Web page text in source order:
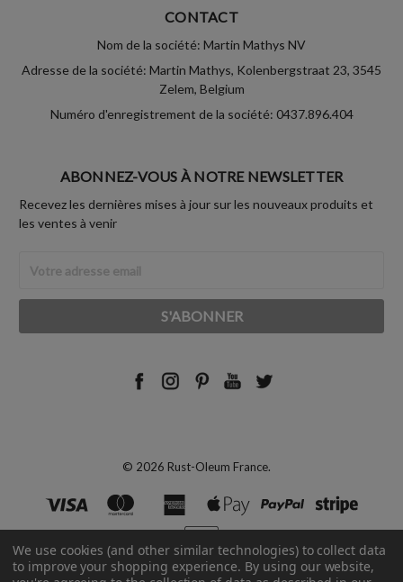
CONTACT
Nom de la société: Martin Mathys NV
Adresse de la société: Martin Mathys, Kolenbergstraat 23, 3545
Zelem, Belgium
Numéro d'enregistrement de la société: 0437.896.404
ABONNEZ-VOUS À NOTRE NEWSLETTER
Recevez les dernières mises à jour sur les nouveaux produits et
les ventes à venir
Email
© 2026 Rust-Oleum France.
We use cookies (and other similar technologies) to collect data
to improve your shopping experience. By using our website,